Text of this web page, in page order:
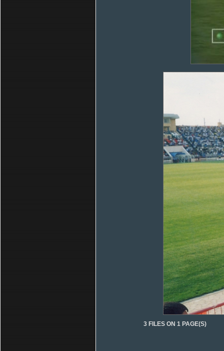
3 FILES ON 1 PAGE(S)